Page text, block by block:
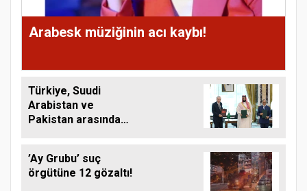
Arabesk müziğinin acı kaybı!
Türkiye, Suudi
Arabistan ve
Pakistan arasında
’Ay Grubu’ suç
örgütüne 12 gözaltı!